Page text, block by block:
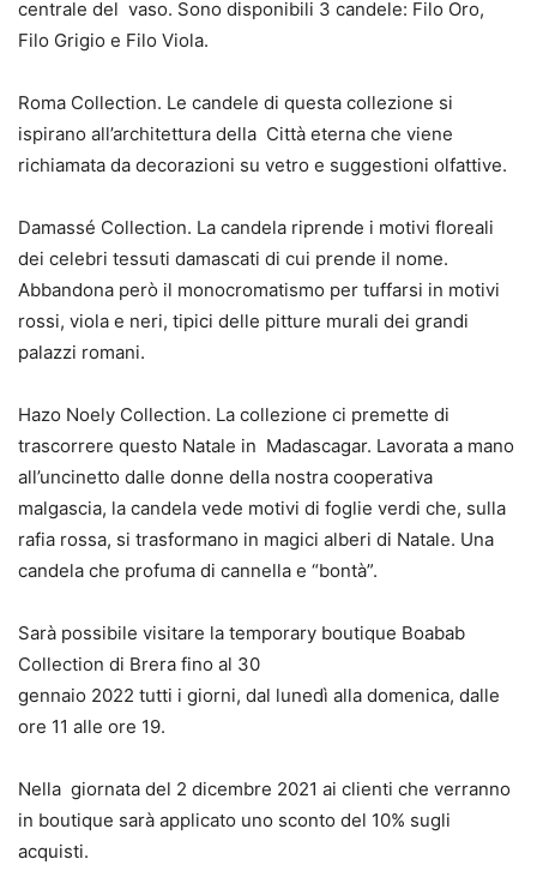
centrale del vaso. Sono disponibili 3 candele: Filo Oro,
Filo Grigio e Filo Viola.
Roma Collection. Le candele di questa collezione si
ispirano all’architettura della Città eterna che viene
richiamata da decorazioni su vetro e suggestioni olfattive.
Damassé Collection. La candela riprende i motivi floreali
dei celebri tessuti damascati di cui prende il nome.
Abbandona però il monocromatismo per tuffarsi in motivi
rossi, viola e neri, tipici delle pitture murali dei grandi
palazzi romani.
Hazo Noely Collection. La collezione ci premette di
trascorrere questo Natale in Madascagar. Lavorata a mano
all’uncinetto dalle donne della nostra cooperativa
malgascia, la candela vede motivi di foglie verdi che, sulla
rafia rossa, si trasformano in magici alberi di Natale. Una
candela che profuma di cannella e “bontà”.
Sarà possibile visitare la temporary boutique Boabab
Collection di Brera fino al 30
gennaio 2022 tutti i giorni, dal lunedì alla domenica, dalle
ore 11 alle ore 19.
Nella giornata del 2 dicembre 2021 ai clienti che verranno
in boutique sarà applicato uno sconto del 10% sugli
acquisti.